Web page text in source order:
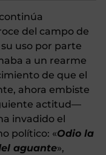
del campo de
uso por parte
a un rearme
de que el
ahora embiste
actitud—
invadido el
político: «Odio la
aguante»,